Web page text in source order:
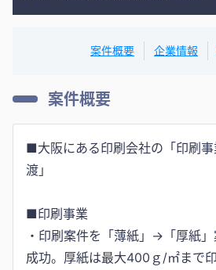
案件概要 企業情報
案件概要
■大阪にある印刷会社の「印刷
渡」
■印刷事業
・印刷案件を「薄紙」→「厚紙」
成功。厚紙は最大400ｇ/㎡まで印